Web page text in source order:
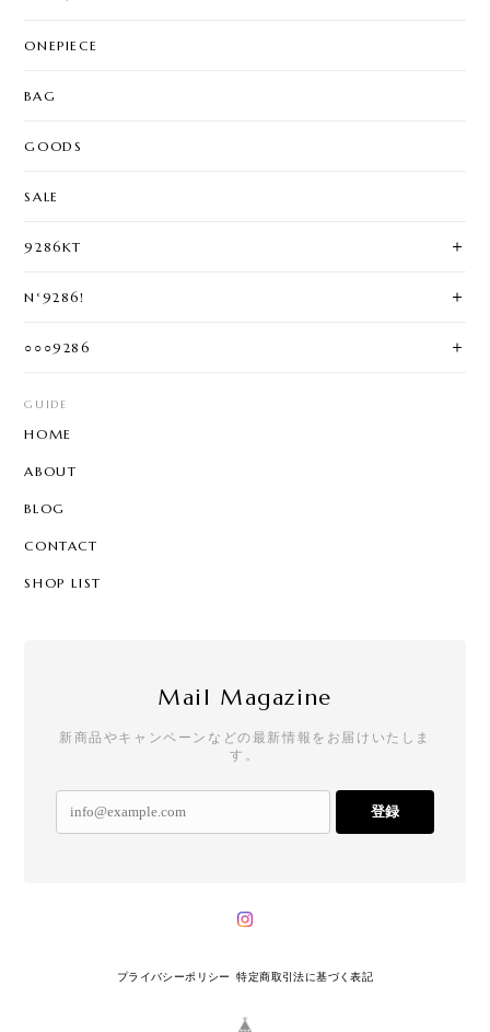
ONEPIECE
BAG
GOODS
SALE
9286KT
N°9286!
○○○9286
GUIDE
HOME
ABOUT
BLOG
CONTACT
SHOP LIST
Mail Magazine
新商品やキャンペーンなどの最新情報をお届けいたしま
す。
登録
プライバシーポリシー 特定商取引法に基づく表記